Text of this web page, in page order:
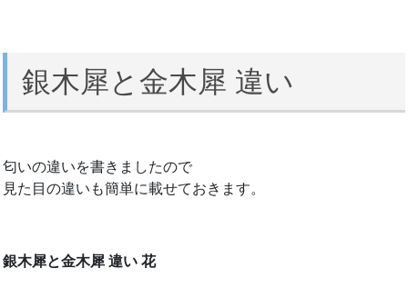
銀木犀と金木犀 違い
匂いの違いを書きましたので
見た目の違いも簡単に載せておきます。
銀木犀と金木犀 違い 花